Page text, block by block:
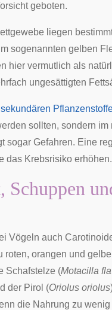
geboten.
liegen
sogenannten gelben
hier vermutlich als
ungesättigten
sekundären
sollten, sondern
sogar Gefahren. Eine
das Krebsrisiko erhöhen.
Schuppen
Vögeln auch
roten, orangen und
Schafstelze (Motacilla
der Pirol (Oriolus oriolus
die Nahrung zu